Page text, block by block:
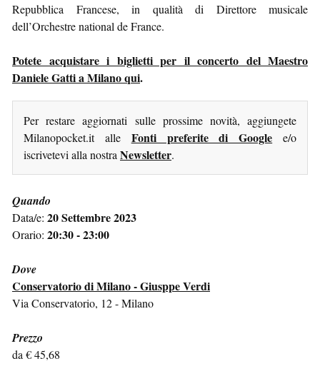
Repubblica Francese, in qualità di Direttore musicale
dell’Orchestre national de France.
Potete acquistare i biglietti per il concerto del Maestro
Daniele Gatti a Milano qui.
Per restare aggiornati sulle prossime novità, aggiungete
Milanopocket.it alle Fonti preferite di Google e/o
iscrivetevi alla nostra Newsletter.
Quando
Data/e: 20 Settembre 2023
Orario: 20:30 - 23:00
Dove
Conservatorio di Milano - Giusppe Verdi
Via Conservatorio, 12 - Milano
Prezzo
da € 45,68